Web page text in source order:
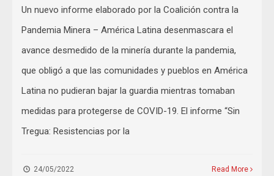
Un nuevo informe elaborado por la Coalición contra la
Pandemia Minera – América Latina desenmascara el
avance desmedido de la minería durante la pandemia,
que obligó a que las comunidades y pueblos en América
Latina no pudieran bajar la guardia mientras tomaban
medidas para protegerse de COVID-19. El informe “Sin
Tregua: Resistencias por la
24/05/2022 Read More